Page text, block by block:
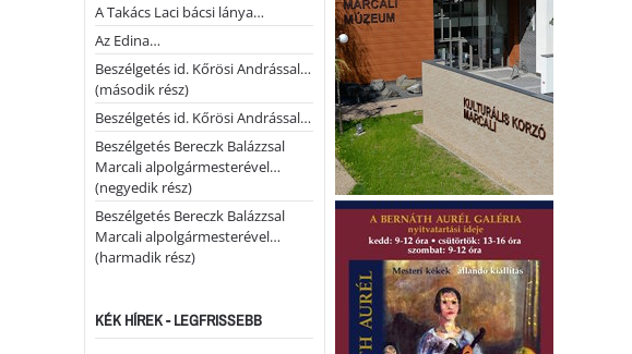
A Takács Laci bácsi lánya…
Az Edina…
Beszélgetés id. Kőrösi Andrással…
(második rész)
Beszélgetés id. Kőrösi Andrással…
Beszélgetés Bereczk Balázzsal
Marcali alpolgármesterével…
(negyedik rész)
Beszélgetés Bereczk Balázzsal
Marcali alpolgármesterével…
(harmadik rész)
KÉK HÍREK - LEGFRISSEBB